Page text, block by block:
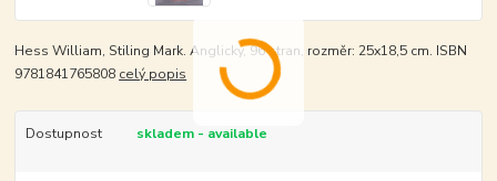
Hess William, Stiling Mark. Anglicky, 96 stran, rozměr: 25x18,5 cm. ISBN
9781841765808 celý popis
Dostupnost skladem - available